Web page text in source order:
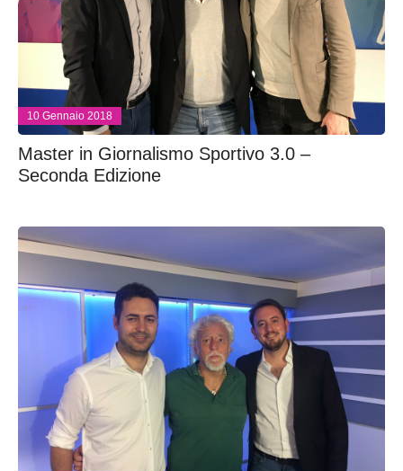
10 Gennaio 2018
Master in Giornalismo Sportivo 3.0 –
Seconda Edizione